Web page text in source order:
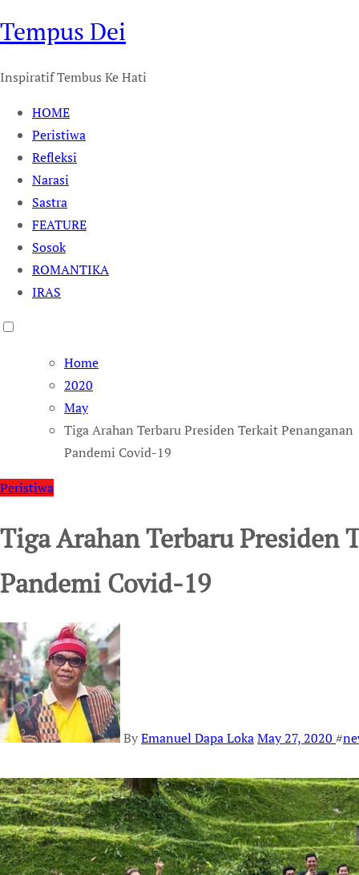
Tempus Dei
Inspiratif Tembus Ke Hati
HOME
Peristiwa
Refleksi
Narasi
Sastra
FEATURE
Sosok
ROMANTIKA
IRAS
Home
2020
May
Tiga Arahan Terbaru Presiden Terkait Penanganan
Pandemi Covid-19
Peristiwa
Tiga Arahan Terbaru Presiden
Pandemi Covid-19
ByEmanuel Dapa LokaMay 27, 2020 #